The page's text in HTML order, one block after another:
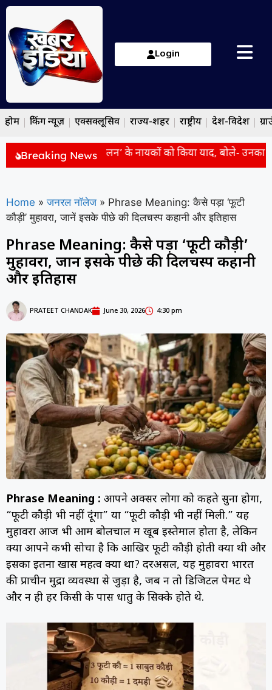
Login
होम ब्रेकिंग न्यूज़ एक्सक्लूसिव राज्य-शहर राष्ट्रीय देश-विदेश
Breaking News
ने ‘भारत छोड़ो आंदोलन’ के नायकों को किया याद, बोले- उनका
Home » जनरल नॉलेज » Phrase Meaning: कैसे पड़ा ‘फूटी
कौड़ी’ मुहावरा, जानें इसके पीछे की दिलचस्प कहानी और इतिहास
Phrase Meaning: कैसे पड़ा ‘फूटी कौड़ी’
मुहावरा, जानें इसके पीछे की दिलचस्प कहानी
और इतिहास
PRATEET CHANDAK June 30, 2026 4:30 pm
Phrase Meaning : आपने अक्सर लोगों को कहते सुना होगा,
“फूटी कौड़ी भी नहीं दूंगा” या “फूटी कौड़ी भी नहीं मिली.” यह
मुहावरा आज भी आम बोलचाल में खूब इस्तेमाल होता है, लेकिन
क्या आपने कभी सोचा है कि आखिर फूटी कौड़ी होती क्या थी और
इसका इतना खास महत्व क्यों था? दरअसल, यह मुहावरा भारत
की प्राचीन मुद्रा व्यवस्था से जुड़ा है, जब न तो डिजिटल पेमेंट थे
और न ही हर किसी के पास धातु के सिक्के होते थे.